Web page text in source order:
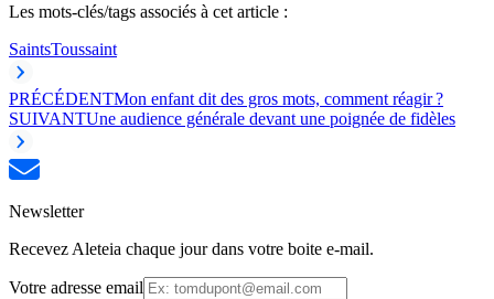
Les mots-clés/tags associés à cet article :
SaintsToussaint
PRÉCÉDENTMon enfant dit des gros mots, comment réagir ?
SUIVANTUne audience générale devant une poignée de fidèles
Newsletter
Recevez Aleteia chaque jour dans votre boite e-mail.
Votre adresse email